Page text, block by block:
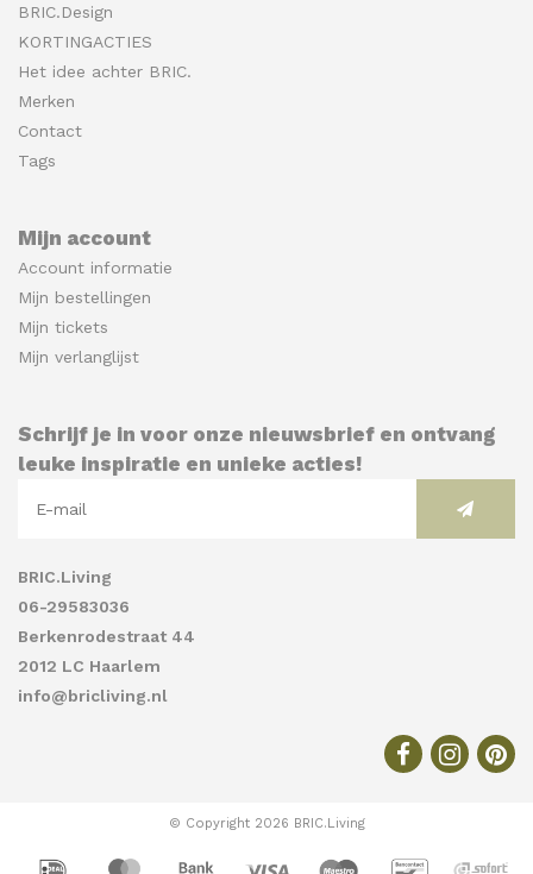
BRIC.Design
KORTINGACTIES
Het idee achter BRIC.
Merken
Contact
Tags
Mijn account
Account informatie
Mijn bestellingen
Mijn tickets
Mijn verlanglijst
Schrijf je in voor onze nieuwsbrief en ontvang
leuke inspiratie en unieke acties!
BRIC.Living
06-29583036
Berkenrodestraat 44
2012 LC Haarlem
info@bricliving.nl
© Copyright 2026 BRIC.Living